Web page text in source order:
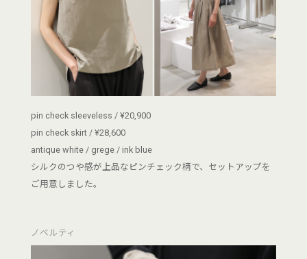
pin check sleeveless / ¥20,900
pin check skirt / ¥28,600
antique white / grege / ink blue
シルクのつや感が上品なピンチェック柄で、セットアップを
ご用意しました。
ノベルティ